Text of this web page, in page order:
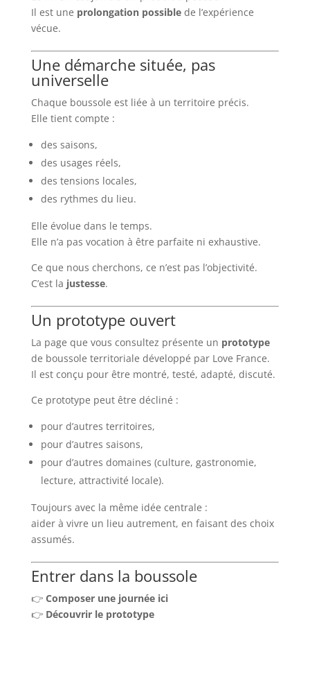
Il est une prolongation possiblede l’expérience
vécue.
Une démarche située, pas
universelle
Chaque boussole est liée à un territoire précis.
Elle tient compte :
des saisons,
des usages réels,
des tensions locales,
des rythmes du lieu.
Elle évolue dans le temps.
Elle n’a pas vocation à être parfaite ni exhaustive.
Ce que nous cherchons, ce n’est pas l’objectivité.
C’est la justesse.
Un prototype ouvert
La page que vous consultez présente un prototype
de boussole territoriale développé par Love France.
Il est conçu pour être montré, testé, adapté, discuté.
Ce prototype peut être décliné :
pour d’autres territoires,
pour d’autres saisons,
pour d’autres domaines (culture, gastronomie,
lecture, attractivité locale).
Toujours avec la même idée centrale :
aider à vivre un lieu autrement, en faisant des choix
assumés.
Entrer dans la boussole
👉 Composer une journée ici
👉 Découvrir le prototype